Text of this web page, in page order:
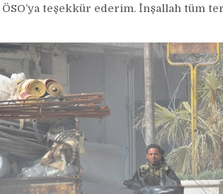
ÖSO’ya teşekkür ederim. İnşallah tüm